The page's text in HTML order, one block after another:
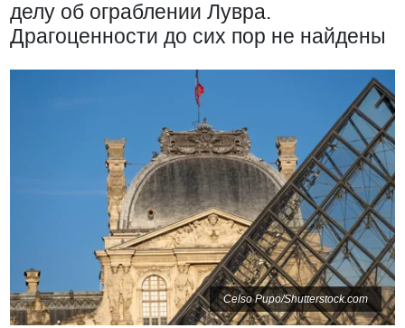
делу об ограблении Лувра.
Драгоценности до сих пор не найдены
Celso Pupo/Shutterstock.com